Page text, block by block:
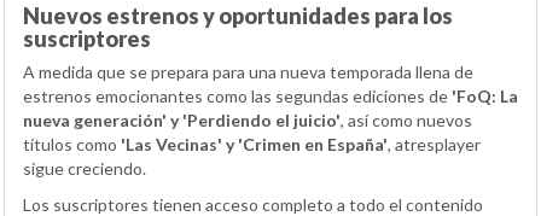
Nuevos estrenos y oportunidades para los
suscriptores
A medida que se prepara para una nueva temporada llena de
estrenos emocionantes como las segundas ediciones de 'FoQ: La
nueva generación' y 'Perdiendo el juicio', así como nuevos
títulos como 'Las Vecinas' y 'Crimen en España', atresplayer
sigue creciendo.
Los suscriptores tienen acceso completo a todo el contenido